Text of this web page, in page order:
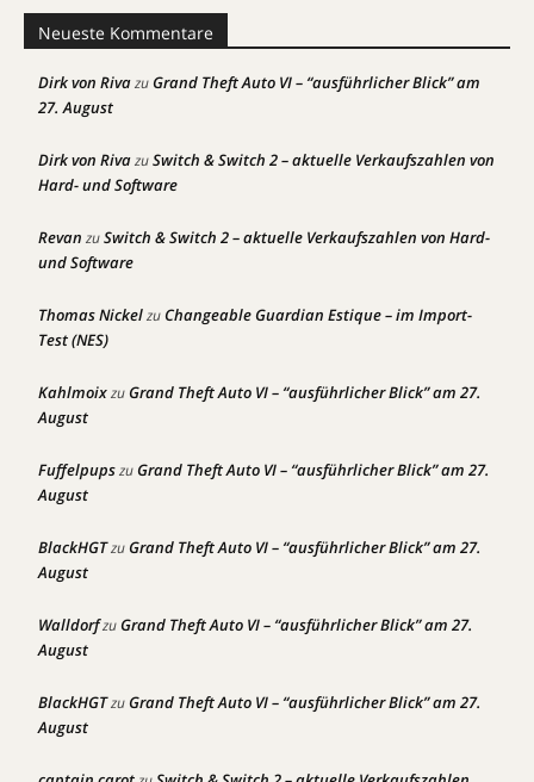
Neueste Kommentare
Dirk von RivazuGrand Theft Auto VI – “ausführlicher Blick” am
27. August
Dirk von RivazuSwitch & Switch 2 – aktuelle Verkaufszahlen von
Hard- und Software
Revan zuSwitch & Switch 2 – aktuelle Verkaufszahlen von Hard-
und Software
Thomas NickelzuChangeable Guardian Estique – im Import-
Test (NES)
KahlmoixzuGrand Theft Auto VI – “ausführlicher Blick” am 27.
August
FuffelpupszuGrand Theft Auto VI – “ausführlicher Blick” am 27.
August
BlackHGTzuGrand Theft Auto VI – “ausführlicher Blick” am 27.
August
WalldorfzuGrand Theft Auto VI – “ausführlicher Blick” am 27.
August
BlackHGTzuGrand Theft Auto VI – “ausführlicher Blick” am 27.
August